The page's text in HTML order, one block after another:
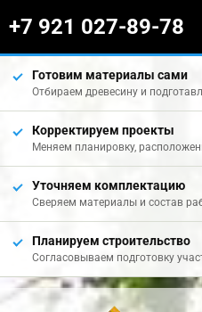
+7 921 027-89-78
Готовим материалы сами
Отбираем древесину и
Корректируем проекты
Меняем планировку,
Уточняем комплектацию
Сверяем материалы и состав
Планируем строительство
Согласовываем подготовку